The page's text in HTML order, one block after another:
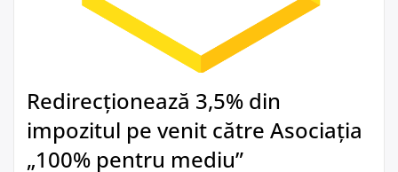
Redirecționează 3,5% din
impozitul pe venit către Asociația
„100% pentru mediu”